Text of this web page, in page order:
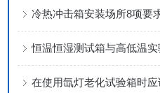
冷热冲击箱安装场所8项要
恒温恒湿测试箱与高低温
在使用氙灯老化试验箱时